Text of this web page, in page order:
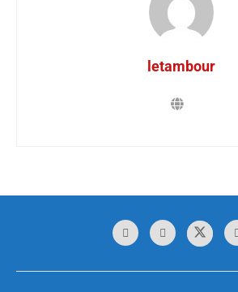
letambour